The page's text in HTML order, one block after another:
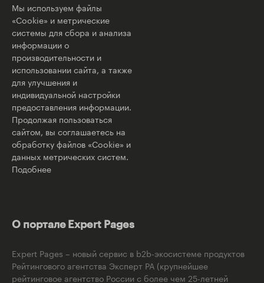
Мы используем файлы
«Cookie» и метрические
системы для сбора и анализа
информации о
производительности и
использовании сайта, а также
для улучшения и
индивидуальной настройки
предоставления информации.
Продолжая пользоваться
сайтом, вы соглашаетесь на
обработку файлов «Cookie» и
данных метрических систем.
Подобнее
О портале Expert Pages
Expert Pages – новый сервис в b2b-экосистеме продуктов
Рейтингового агентства Эксперт РА (крупнейшее
рейтинговое агентство России с более чем 25-летней